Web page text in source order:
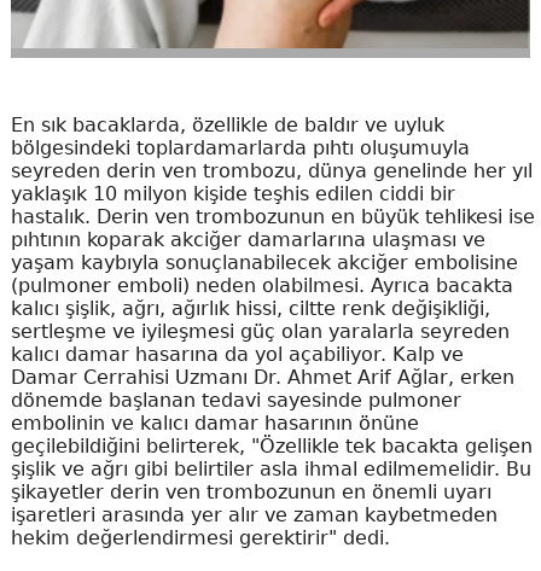
En sık bacaklarda, özellikle de baldır ve uyluk
bölgesindeki toplardamarlarda pıhtı oluşumuyla
seyreden derin ven trombozu, dünya genelinde her yıl
yaklaşık 10 milyon kişide teşhis edilen ciddi bir
hastalık. Derin ven trombozunun en büyük tehlikesi ise
pıhtının koparak akciğer damarlarına ulaşması ve
yaşam kaybıyla sonuçlanabilecek akciğer embolisine
(pulmoner emboli) neden olabilmesi. Ayrıca bacakta
kalıcı şişlik, ağrı, ağırlık hissi, ciltte renk değişikliği,
sertleşme ve iyileşmesi güç olan yaralarla seyreden
kalıcı damar hasarına da yol açabiliyor. Kalp ve
Damar Cerrahisi Uzmanı Dr. Ahmet Arif Ağlar, erken
dönemde başlanan tedavi sayesinde pulmoner
embolinin ve kalıcı damar hasarının önüne
geçilebildiğini belirterek, "Özellikle tek bacakta gelişen
şişlik ve ağrı gibi belirtiler asla ihmal edilmemelidir. Bu
şikayetler derin ven trombozunun en önemli uyarı
işaretleri arasında yer alır ve zaman kaybetmeden
hekim değerlendirmesi gerektirir" dedi.